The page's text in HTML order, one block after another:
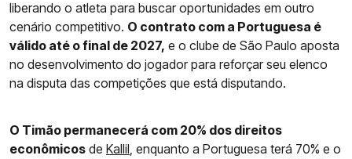
liberando o atleta para buscar oportunidades em outro
cenário competitivo. O contrato com a Portuguesa é
válido até o final de 2027, e o clube de São Paulo aposta
no desenvolvimento do jogador para reforçar seu elenco
na disputa das competições que está disputando.
O Timão permanecerá com 20% dos direitos
econômicos de Kallil, enquanto a Portuguesa terá 70% e o